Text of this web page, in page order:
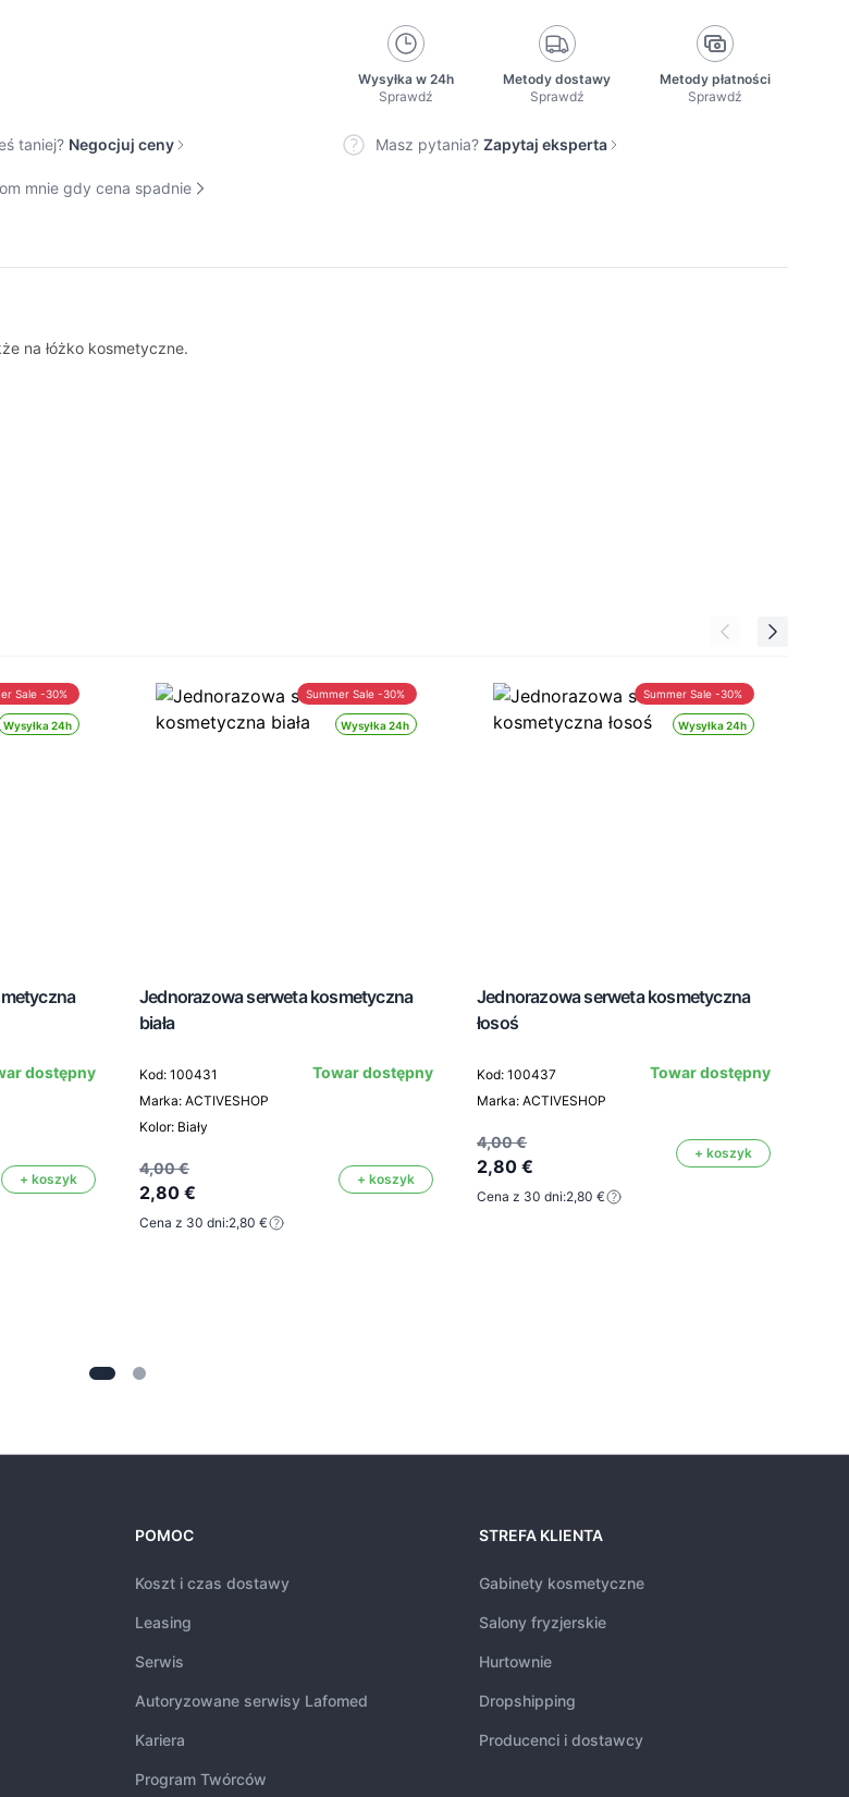
Wysyłka w 24h
Sprawdź
Metody dostawy
Sprawdź
Metody płatności
Sprawdź
taniej? Negocjuj ceny Masz pytania? Zapytaj eksperta
mnie gdy cena spadnie
na łóżko kosmetyczne.
Wysyłka 24h
Sale -30%
dostępny
+ koszyk
Wysyłka 24h
Summer Sale -30%
Jednorazowa serweta kosmetyczna
biała
Kod: 100431
Marka: ACTIVESHOP
Kolor: Biały
Towar dostępny
4,00 €
2,80 €
+ koszyk
Cena z 30 dni:2,80 €
Wysyłka 24h
Summer Sale -30%
Jednorazowa serweta kosmetyczna
łosoś
Kod: 100437
Marka: ACTIVESHOP
Towar dostępny
4,00 €
2,80 €
+ koszyk
Cena z 30 dni:2,80 €
POMOC
Koszt i czas dostawy
Leasing
Serwis
Autoryzowane serwisy Lafomed
Kariera
Program Twórców
STREFA KLIENTA
Gabinety kosmetyczne
Salony fryzjerskie
Hurtownie
Dropshipping
Producenci i dostawcy